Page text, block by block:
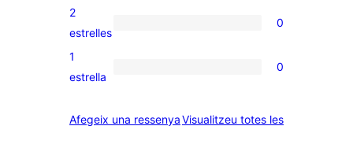
valoracions
de
0
valoracions
de
estrelles
2
estrelles
0
0
de
1
estrella
0
Afegeix una ressenyaVisualitzeu totes lesressenyes